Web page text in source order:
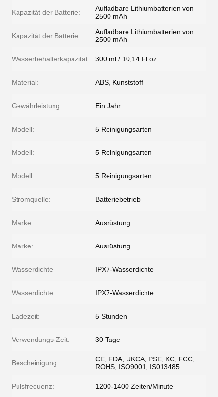
Kapazität der Batterie:
Aufladbare Lithiumbatterien von
2500 mAh
Kapazität der Batterie:
Aufladbare Lithiumbatterien von
2500 mAh
Wasserbehälterkapazität: 300 ml / 10,14 Fl.oz.
Material: ABS, Kunststoff
Gewährleistung: Ein Jahr
Modell: 5 Reinigungsarten
Modell: 5 Reinigungsarten
Modell: 5 Reinigungsarten
Stromquelle: Batteriebetrieb
Marke: Ausrüstung
Marke: Ausrüstung
Wasserdichte: IPX7-Wasserdichte
Wasserdichte: IPX7-Wasserdichte
Ladezeit: 5 Stunden
Verwendungs-Zeit: 30 Tage
Bescheinigung:
CE, FDA, UKCA, PSE, KC, FCC,
ROHS, ISO9001, IS013485
Pulsfrequenz: 1200-1400 Zeiten/Minute